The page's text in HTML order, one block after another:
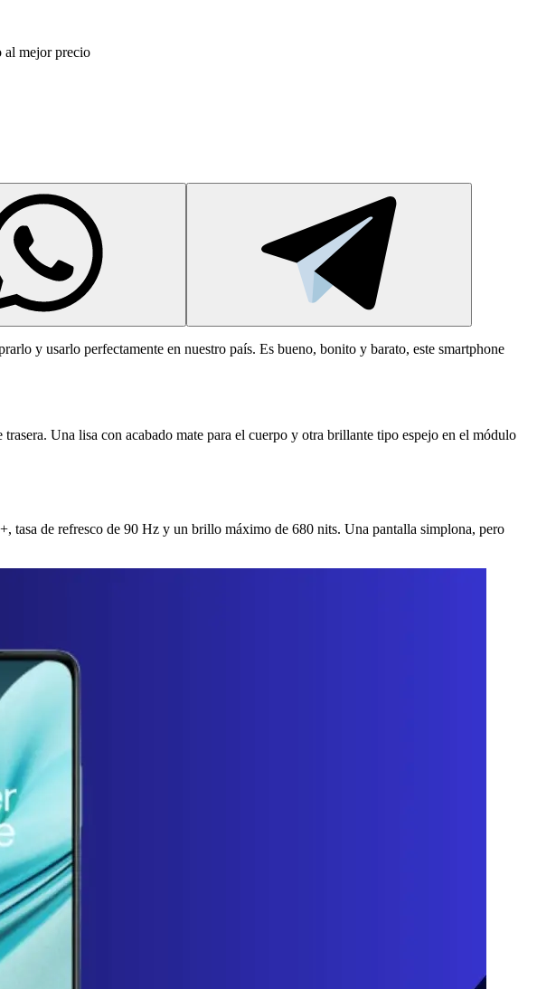
al mejor precio
y usarlo perfectamente en nuestro país. Es bueno, bonito y barato, este smartphone
Una lisa con acabado mate para el cuerpo y otra brillante tipo espejo en el módulo
tasa de refresco de 90 Hz y un brillo máximo de 680 nits. Una pantalla simplona, pero